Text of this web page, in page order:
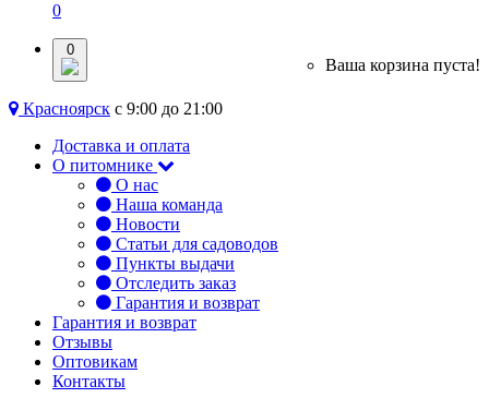
0
0
Ваша корзина пуста!
Красноярск с 9:00 до 21:00
Доставка и оплата
О питомнике
О нас
Наша команда
Новости
Статьи для садоводов
Пункты выдачи
Отследить заказ
Гарантия и возврат
Гарантия и возврат
Отзывы
Оптовикам
Контакты